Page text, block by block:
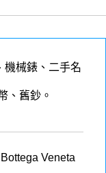
機械錶、二手名
、舊鈔。
Veneta